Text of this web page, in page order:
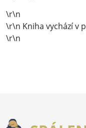
\r\n
\r\n Kniha vychází v
\r\n